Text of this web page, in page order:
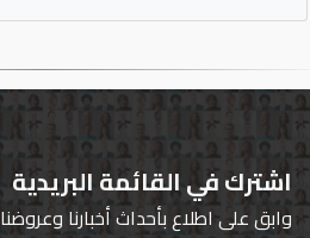
اشترك في القائمة البريدية
وابق على اطلاع بأحداث أخبارنا وعروضنا